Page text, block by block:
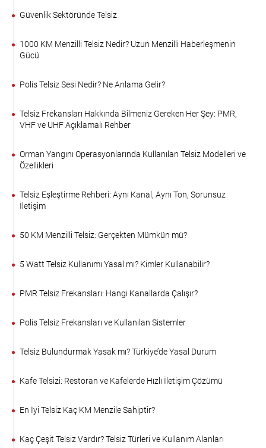
Güvenlik Sektöründe Telsiz
1000 KM Menzilli Telsiz Nedir? Uzun Menzilli Haberleşmenin
Gücü
Polis Telsiz Sesi Nedir? Ne Anlama Gelir?
Telsiz Frekansları Hakkında Bilmeniz Gereken Her Şey: PMR,
VHF ve UHF Açıklamalı Rehber
Orman Yangını Operasyonlarında Kullanılan Telsiz Modelleri ve
Özellikleri
Telsiz Eşleştirme Rehberi: Aynı Kanal, Aynı Ton, Sorunsuz
İletişim
50 KM Menzilli Telsiz: Gerçekten Mümkün mü?
5 Watt Telsiz Kullanımı Yasal mı? Kimler Kullanabilir?
PMR Telsiz Frekansları: Hangi Kanallarda Çalışır?
Polis Telsiz Frekansları ve Kullanılan Sistemler
Telsiz Bulundurmak Yasak mı? Türkiye’de Yasal Durum
Kafe Telsizi: Restoran ve Kafelerde Hızlı İletişim Çözümü
En İyi Telsiz Kaç KM Menzile Sahiptir?
Kaç Çeşit Telsiz Vardır? Telsiz Türleri ve Kullanım Alanları